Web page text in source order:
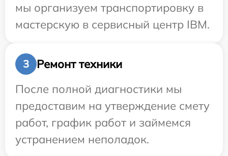
мы организуем транспортировку в
мастерскую в сервисный центр IBM.
3
Ремонт техники
После полной диагностики мы
предоставим на утверждение смету
работ, график работ и займемся
устранением неполадок.